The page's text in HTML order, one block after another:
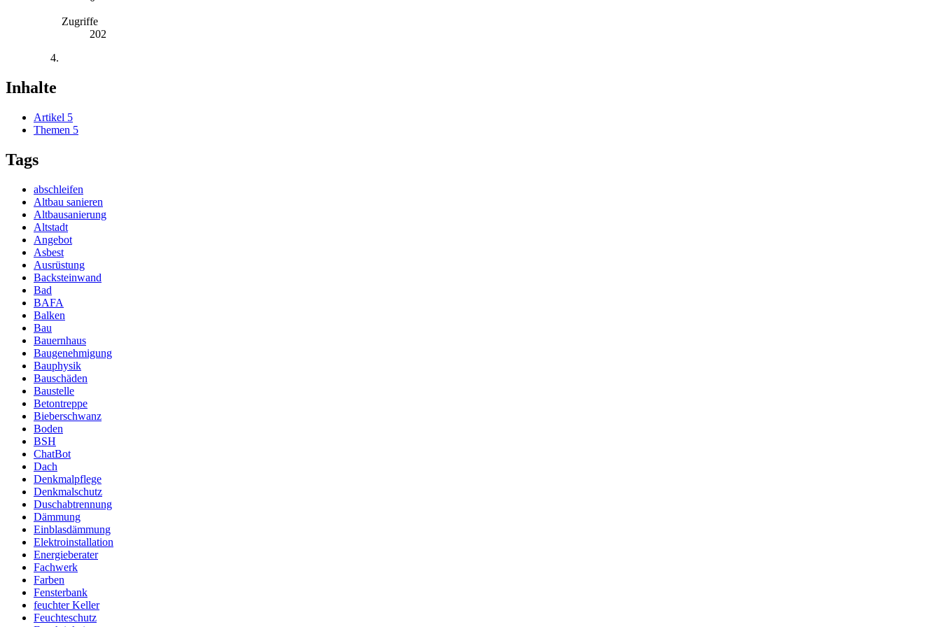
Zugriffe
202
Inhalte
Artikel 5
Themen 5
Tags
abschleifen
Altbau sanieren
Altbausanierung
Altstadt
Angebot
Asbest
Ausrüstung
Backsteinwand
Bad
BAFA
Balken
Bau
Bauernhaus
Baugenehmigung
Bauphysik
Bauschäden
Baustelle
Betontreppe
Bieberschwanz
Boden
BSH
ChatBot
Dach
Denkmalpflege
Denkmalschutz
Duschabtrennung
Dämmung
Einblasdämmung
Elektroinstallation
Energieberater
Fachwerk
Farben
Fensterbank
feuchter Keller
Feuchteschutz